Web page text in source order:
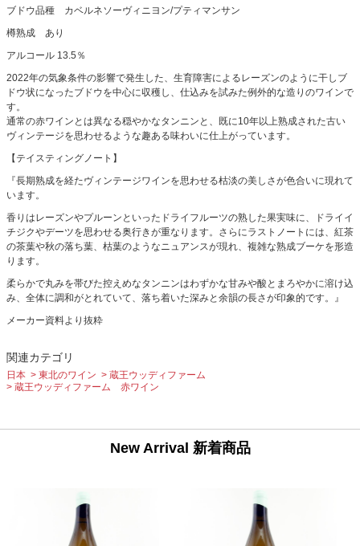
ブドウ品種 カベルネソーヴィニヨン/プティマンサン
樽熟成 あり
アルコール 13.5％
2022年の気象条件の影響で発生した、生育障害によるレーズンのように干しブ
ドウ状になったブドウを中心に収穫し、仕込みを試みた例外的な造りのワインで
す。
通常の赤ワインとは異なる穏やかなタンニンと、既に10年以上熟成された古い
ヴィンテージを思わせるような趣ある味わいに仕上がっています。
【テイスティングノート】
『長期熟成を経たヴィンテージワインを思わせる枯淡の美しさが色合いに現れて
います。
香りはレーズンやプルーンといったドライフルーツの熟した果実味に、ドライイ
チジクやデーツを思わせる奥行きが重なります。さらにラストノートには、紅茶
の茶葉や秋の落ち葉、枯葉のようなニュアンスが現れ、複雑な熟成ブーケを形造
ります。
柔らかで丸みを帯びた控えめなタンニンはわずかな甘みや酸とまろやかに溶け込
み、全体に調和がとれていて、落ち着いた深みと余韻の長さが印象的です。』
メーカー資料より抜粋
関連カテゴリ
日本 東北のワイン
蔵王ウッディファーム
蔵王ウッディファーム 赤ワイン
New Arrival 新着商品